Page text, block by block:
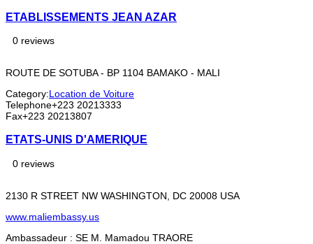
ETABLISSEMENTS JEAN AZAR
0 reviews
ROUTE DE SOTUBA - BP 1104 BAMAKO - MALI
Category:Location de Voiture
Telephone+223 20213333
Fax+223 20213807
ETATS-UNIS D'AMERIQUE
0 reviews
2130 R STREET NW WASHINGTON, DC 20008 USA
www.maliembassy.us
Ambassadeur : SE M. Mamadou TRAORE